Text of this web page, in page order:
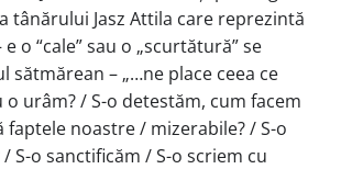
tânărului Jasz Attila care reprezintă
o “cale” sau o „scurtătură” se
sătmărean – „…ne place ceea ce
o urâm? / S-o detestăm, cum facem
faptele noastre / mizerabile? / S-o
S-o sanctificăm / S-o scriem cu